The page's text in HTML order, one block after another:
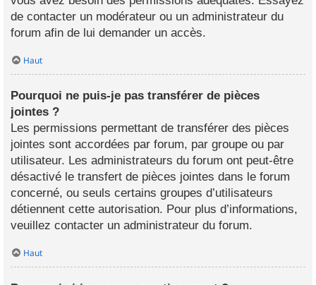
de contacter un modérateur ou un administrateur du
forum afin de lui demander un accès.
Haut
Pourquoi ne puis-je pas transférer de pièces
jointes ?
Les permissions permettant de transférer des pièces
jointes sont accordées par forum, par groupe ou par
utilisateur. Les administrateurs du forum ont peut-être
désactivé le transfert de pièces jointes dans le forum
concerné, ou seuls certains groupes d’utilisateurs
détiennent cette autorisation. Pour plus d’informations,
veuillez contacter un administrateur du forum.
Haut